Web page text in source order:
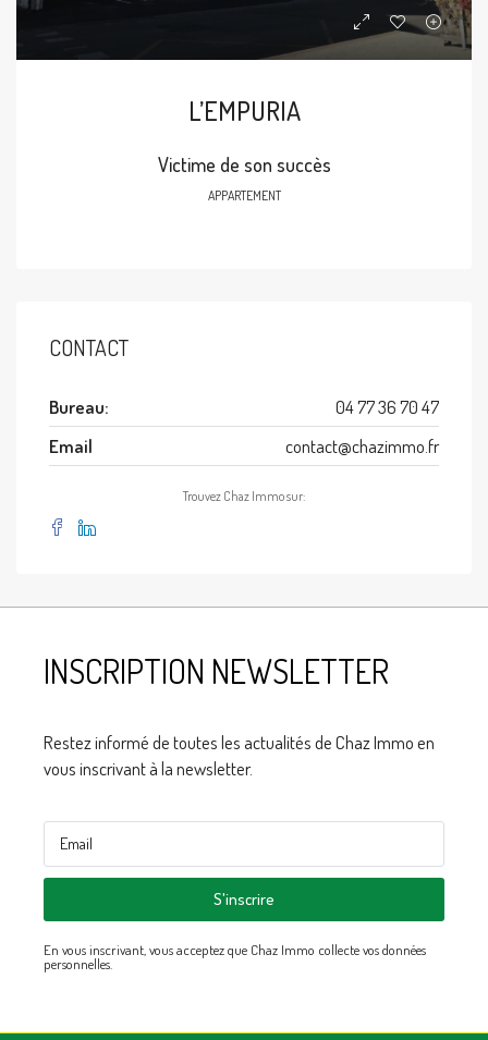
L’EMPURIA
Victime de son succès
APPARTEMENT
CONTACT
Bureau:
04 77 36 70 47
Email
contact@chazimmo.fr
Trouvez Chaz Immo sur:
INSCRIPTION NEWSLETTER
Restez informé de toutes les actualités de Chaz Immo en
vous inscrivant à la newsletter.
S'inscrire
En vous inscrivant, vous acceptez que Chaz Immo collecte vos données
personnelles.